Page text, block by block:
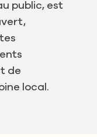
public, est
de
local.